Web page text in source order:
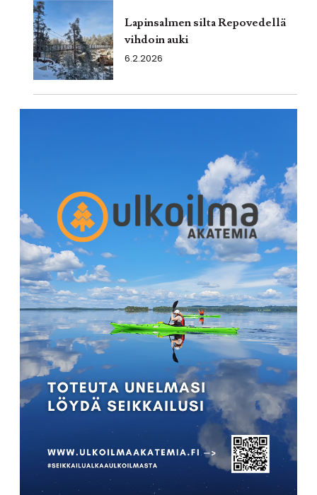
Lapinsalmen silta Repovedellä
vihdoin auki
6.2.2026